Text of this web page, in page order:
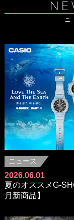
ニュース
2026.06.01
夏のオススメG-
月新商品】